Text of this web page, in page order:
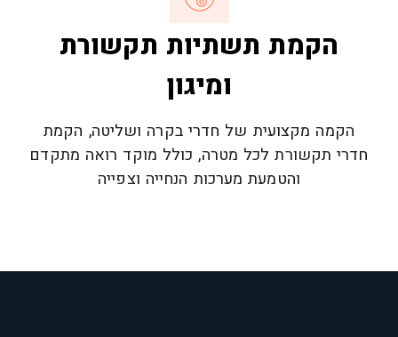
הקמת תשתיות תקשורת
ומיגון
הקמה מקצועית של חדרי בקרה ושליטה, הקמת
חדרי תקשורת לכל מטרה, כולל מוקד רואה מתקדם
והטמעת מערכות הנחייה וצפייה